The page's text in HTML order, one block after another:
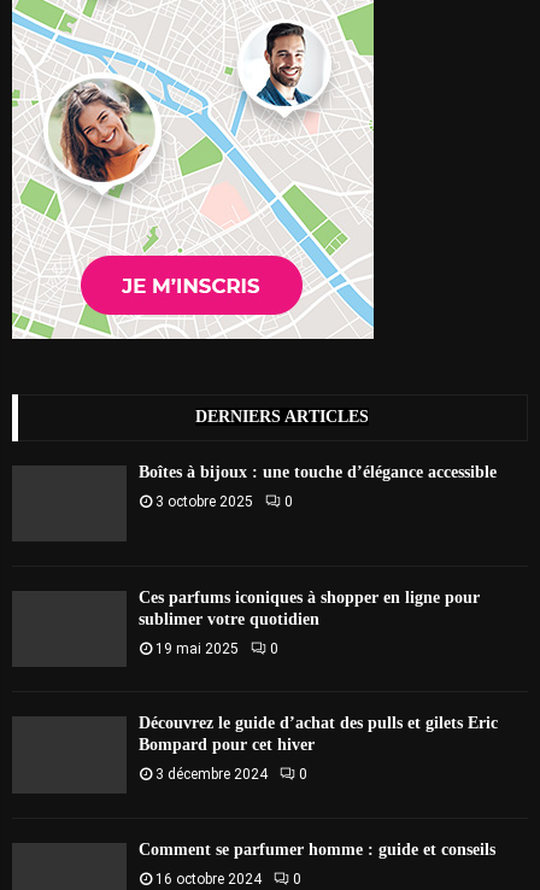
DERNIERS ARTICLES
Boîtes à bijoux : une touche d’élégance accessible
3 octobre 2025 0
Ces parfums iconiques à shopper en ligne pour
sublimer votre quotidien
19 mai 2025 0
Découvrez le guide d’achat des pulls et gilets Eric
Bompard pour cet hiver
3 décembre 2024 0
Comment se parfumer homme : guide et conseils
16 octobre 2024 0